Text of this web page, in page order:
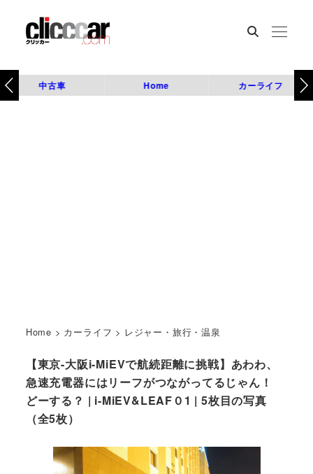
中古車 Home カーライフ
Home > カーライフ > レジャー・旅行・温泉
【東京-大阪i-MiEVで航続距離に挑戦】あわわ、
急速充電器にはリーフがつながってるじゃん！
どーする？ | i-MiEV&LEAF０1 | 5枚目の写真
（全5枚）